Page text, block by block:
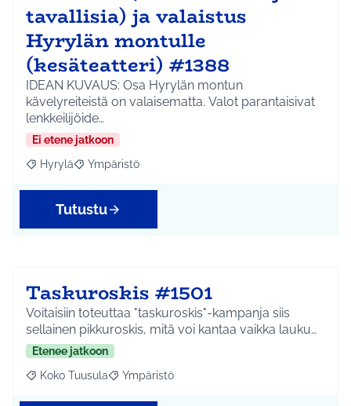
tavallisia) ja valaistus
Hyrylän montulle
(kesäteatteri) #1388
IDEAN KUVAUS: Osa Hyrylän montun
kävelyreiteistä on valaisematta. Valot parantaisivat
lenkkeilijöide…
Ei etene jatkoon
Rajaa tulokset aihepiirin mukaan: Hyrylä
Hyrylä Rajaa tulokset teeman mukaan: Ympäristö
Ympäristö
Tutustu
Taskuroskis #1501
Voitaisiin toteuttaa "taskuroskis"-kampanja siis
sellainen pikkuroskis, mitä voi kantaa vaikka lauku…
Etenee jatkoon
Rajaa tulokset aihepiirin mukaan: Koko Tuusula
Koko Tuusula Rajaa tulokset teeman mukaan: Ympäristö
Ympäristö